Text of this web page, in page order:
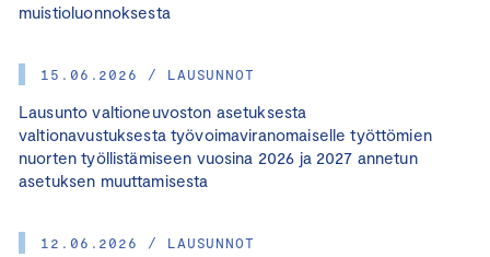
muistioluonnoksesta
15.06.2026 / LAUSUNNOT
Lausunto valtioneuvoston asetuksesta
valtionavustuksesta työvoimaviranomaiselle työttömien
nuorten työllistämiseen vuosina 2026 ja 2027 annetun
asetuksen muuttamisesta
12.06.2026 / LAUSUNNOT